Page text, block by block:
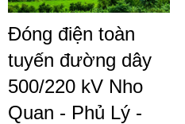
Đóng điện toàn
tuyến đường dây
500/220 kV Nho
Quan - Phủ Lý -